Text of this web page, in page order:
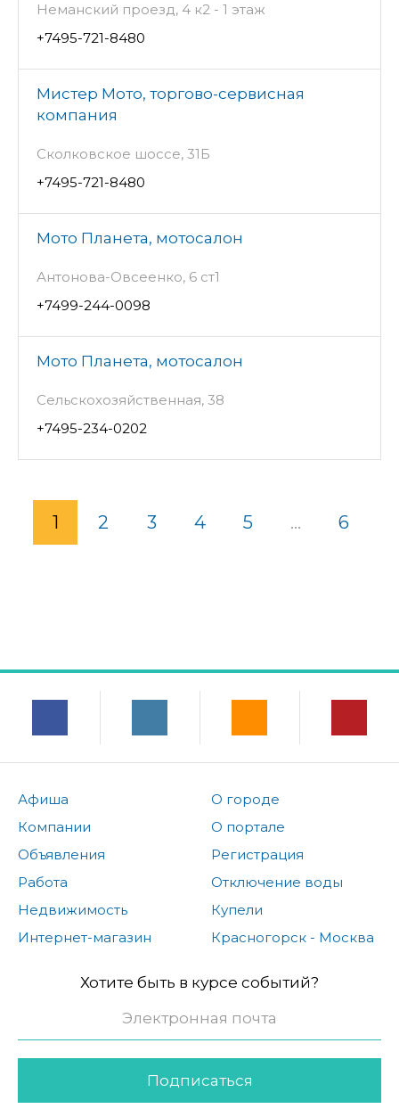
Неманский проезд, 4 к2 - 1 этаж
+7495-721-8480
Мистер Мото, торгово-сервисная
компания
Сколковское шоссе, 31Б
+7495-721-8480
Мото Планета, мотосалон
Антонова-Овсеенко, 6 ст1
+7499-244-0098
Мото Планета, мотосалон
Сельскохозяйственная, 38
+7495-234-0202
1 2 3 4 5 ... 6
Афиша
Компании
Объявления
Работа
Недвижимость
Интернет-магазин
О городе
О портале
Регистрация
Отключение воды
Купели
Красногорск - Москва
Хотите быть в курсе событий?
Подписаться